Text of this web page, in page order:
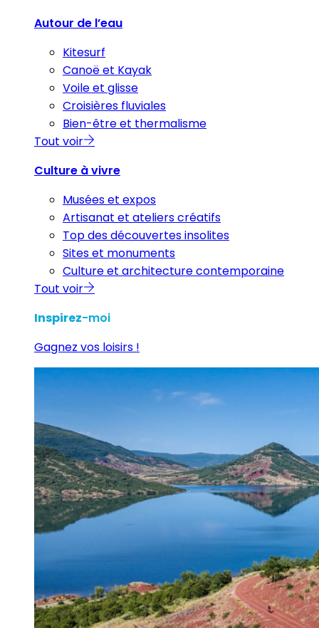
Autour de l’eau
Kitesurf
Canoë et Kayak
Voile et glisse
Croisières fluviales
Bien-être et thermalisme
Tout voir
Culture à vivre
Musées et expos
Artisanat et ateliers créatifs
Top des découvertes insolites
Sites et monuments
Culture et architecture contemporaine
Tout voir
Inspirez-moi
Gagnez vos loisirs !